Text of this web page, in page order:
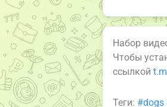
Набор
Чтобы
ссылкой
Теги: #dogs